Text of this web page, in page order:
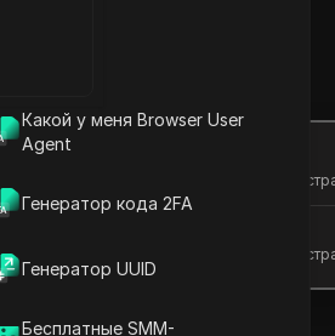
Какой у меня Browser User
Agent
Генератор кода 2FA
Генератор UUID
Бесплатные SMM-
Задайте вопросы об этой
Задайте вопросы об этой